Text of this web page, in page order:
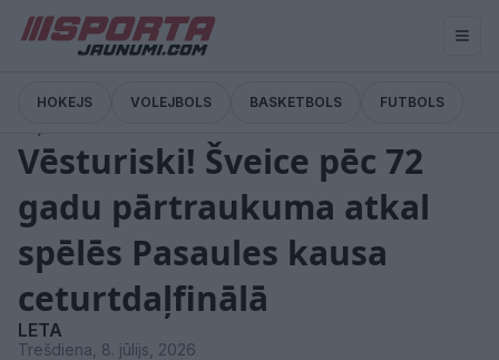
HOKEJS VOLEJBOLS BASKETBOLS FUTBOLS
Vēsturiski! Šveice pēc 72
gadu pārtraukuma atkal
spēlēs Pasaules kausa
ceturtdaļfinālā
LETA
Trešdiena, 8. jūlijs, 2026